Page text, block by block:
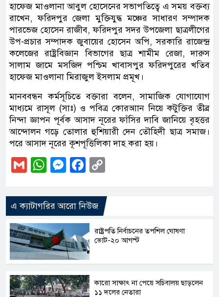
হাফেজ মাওলানা আবুল হোসেনের সভাপতিত্বে এ সময় বক্তব্য
রাখেন, ফরিদপুর জেলা মুক্তিযুদ্ধ মঞ্চের সাধারণ সম্পাদক
পারভেজ হোসেন রাজীব, ফরিদপুর সদর উপজেলা ছাত্রলীগের
উপ-প্রচার সম্পাদক জুবায়ের হোসেন অপি, সরকারি রাজেন্দ্র
কলেজের রাষ্ট্রবিজ্ঞান বিভাগের ছাত্র শামীম রেজা, দারুস
সালাম জামে মসজিদ পশ্চিম খাবাসপুর ফরিদপুরের খতিব
হাফেজ মাওলানা মিরাজুল ইসলাম প্রমূখ।
মানববন্ধন কর্মসূচিতে বক্তারা বলেন, সামাজিক যোগাযোগ
মাধ্যমে রাসূল (সাঃ) ও পবিত্র কোরআান নিয়ে কটুক্তির তীব্র
নিন্দা জ্ঞাপন পূর্বক আসাদ নূরের ফাঁসির দাবি জানিয়ে বৃহত্তর
আন্দোলন গড়ে তোলার হুশিয়ারী দেন তৌহিদী ছাত্র সমাজ।
পরে আসাদ নূরের কূশপূত্তিলিকা দাহ করা হয়।
GmailWhatsApp
Messenger
Facebook
এ ক্যাটাগরির আরো নিউজ
রাষ্ট্রপতি নির্বাচনের তপশিল ঘোষণা
ভোট-২০ আগস্ট
কারো সাক্ষাৎ না পেয়ে সচিবালয় ছাড়লেন
১১ দলের নেতারা